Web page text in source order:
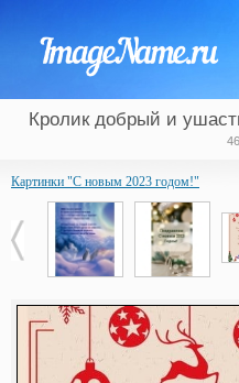
Кролик добрый и
Картинки "С новым 2023 годом!"